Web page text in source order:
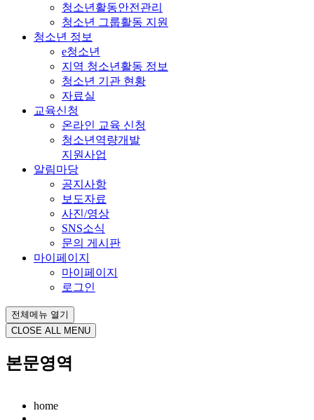
청소년활동안전관리
청소년 그룹활동 지원
청소년 정보
e청소년
지역 청소년활동 정보
청소년 기관 현황
자료실
교육신청
온라인 교육 신청
청소년역량개발
지원사업
알림마당
공지사항
보도자료
사진/영상
SNS소식
문의 게시판
마이페이지
마이페이지
로그인
전체메뉴 열기
CLOSE ALL MENU
본문영역
home